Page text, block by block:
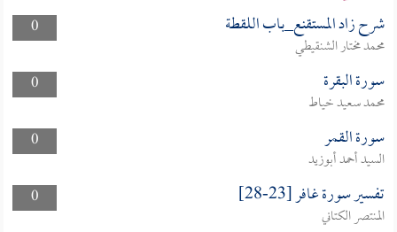
0 شرح زاد المستقنع_باب اللقطة
محمد مختار الشنقيطي
0
سورة البقرة
محمد سعيد خياط
0
سورة القمر
السيد أحمد أبوزيد
0
تفسير سورة غافر [23-28]
المنتصر الكتاني